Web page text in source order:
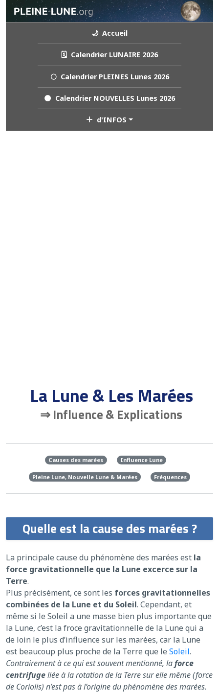
🌙 Accueil
🗓️ Calendrier LUNAIRE 2026
🌕 Calendrier PLEINES Lunes 2026
🌑 Calendrier NOUVELLES Lunes 2026
d'INFOS
La Lune & Les Marées
⇒ Influence & Explications
Causes des marées Influence Lune
Pleine Lune, Nouvelle Lune & Marées Fréquences
Quelle est la cause des marées ?
La principale cause du phénomène des marées est la
force gravitationnelle que la Lune excerce sur la
Terre.
Plus précisément, ce sont les forces gravitationnelles
combinées de la Lune et du Soleil. Cependant, et
même si le Soleil a une masse bien plus importante que
la Lune, c’est la froce gravitationnelle de la Lune qui a
de loin le plus d’influence sur les marées, car la Lune
est beaucoup plus proche de la Terre que le Soleil.
Contrairement à ce qui est souvent mentionné, laforce
centrifugeliée à la rotation de la Terre sur elle même (force
de Coriolis) n’est pas à l’origine du phénomène des marées.